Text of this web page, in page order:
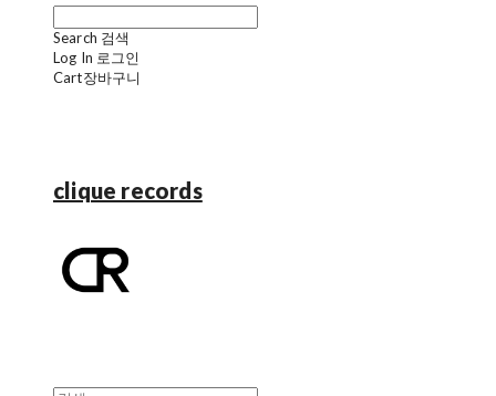
Search 검색
Log In 로그인
Cart장바구니
clique records